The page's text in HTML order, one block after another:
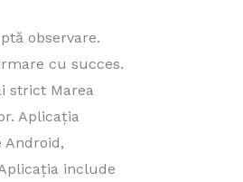
observare.
cu succes.
strict Marea
Aplicația
Android,
include